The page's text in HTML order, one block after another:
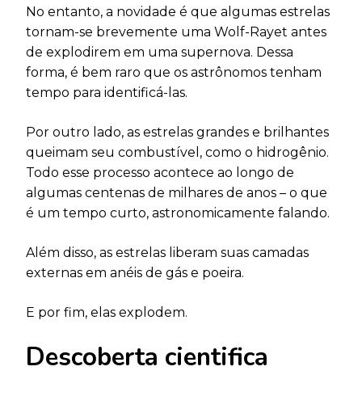
No entanto, a novidade é que algumas estrelas
tornam-se brevemente uma Wolf-Rayet antes
de explodirem em uma supernova. Dessa
forma, é bem raro que os astrônomos tenham
tempo para identificá-las.
Por outro lado, as estrelas grandes e brilhantes
queimam seu combustível, como o hidrogênio.
Todo esse processo acontece ao longo de
algumas centenas de milhares de anos – o que
é um tempo curto, astronomicamente falando.
Além disso, as estrelas liberam suas camadas
externas em anéis de gás e poeira.
E por fim, elas explodem.
Descoberta cientifica